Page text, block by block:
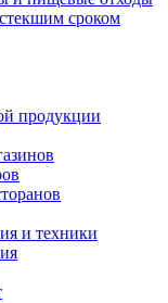
сроком
продукции
и техники